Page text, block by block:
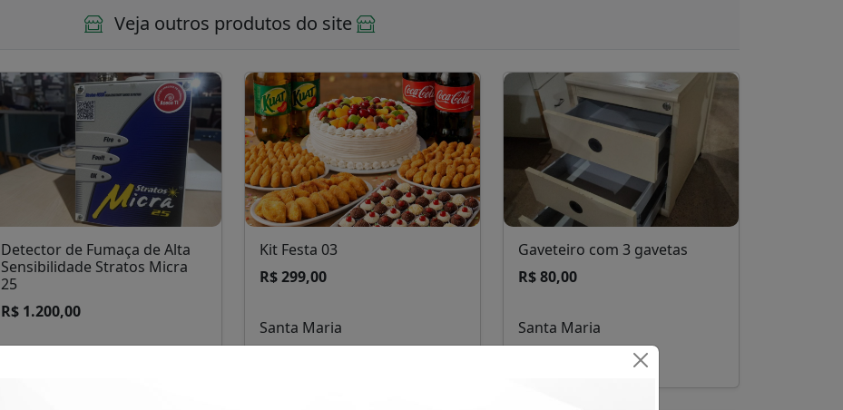
Veja outros produtos do site
Detector de Fumaça de Alta
Sensibilidade Stratos Micra
25
R$ 1.200,00
Kit Festa 03
R$ 299,00
Santa Maria
Gaveteiro com 3 gavetas
R$ 80,00
Santa Maria